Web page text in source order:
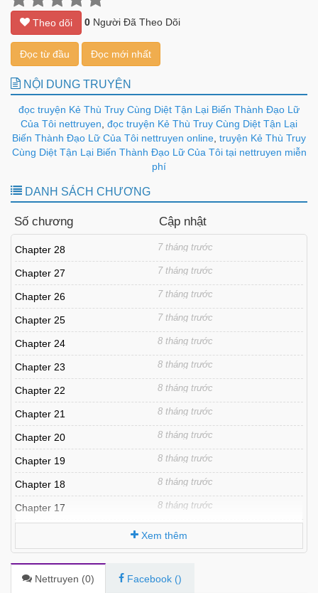
Theo dõi 0 Người Đã Theo Dõi
Đọc từ đầu Đọc mới nhất
NỘI DUNG TRUYỆN
đọc truyện Kẻ Thù Truy Cùng Diệt Tận Lại Biến Thành Đạo Lữ
Của Tôi nettruyen, đọc truyện Kẻ Thù Truy Cùng Diệt Tận Lại
Biến Thành Đạo Lữ Của Tôi nettruyen online, truyện Kẻ Thù Truy
Cùng Diệt Tận Lại Biến Thành Đạo Lữ Của Tôi tại nettruyen miễn
phí
DANH SÁCH CHƯƠNG
Số chương Cập nhật
Chapter 28 7 tháng trước
Chapter 27 7 tháng trước
Chapter 26 7 tháng trước
Chapter 25 7 tháng trước
Chapter 24 8 tháng trước
Chapter 23 8 tháng trước
Chapter 22 8 tháng trước
Chapter 21 8 tháng trước
Chapter 20 8 tháng trước
Chapter 19 8 tháng trước
Chapter 18 8 tháng trước
Chapter 17 8 tháng trước
Chapter 15 8 tháng trước
Chapter 14 8 tháng trước
Xem thêm
Nettruyen (0) Facebook ()